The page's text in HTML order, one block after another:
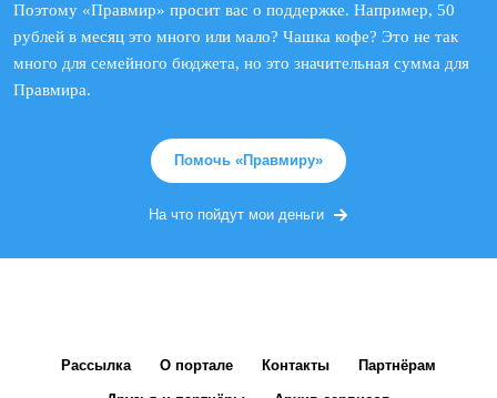
Поэтому «Правмир» просит вас о поддержке. Например, 50
рублей в месяц это много или мало? Чашка кофе? Это не так
много для семейного бюджета, но это значительная сумма для
Правмира.
Помочь «Правмиру»
На что пойдут мои деньги
Рассылка О портале Контакты Партнёрам